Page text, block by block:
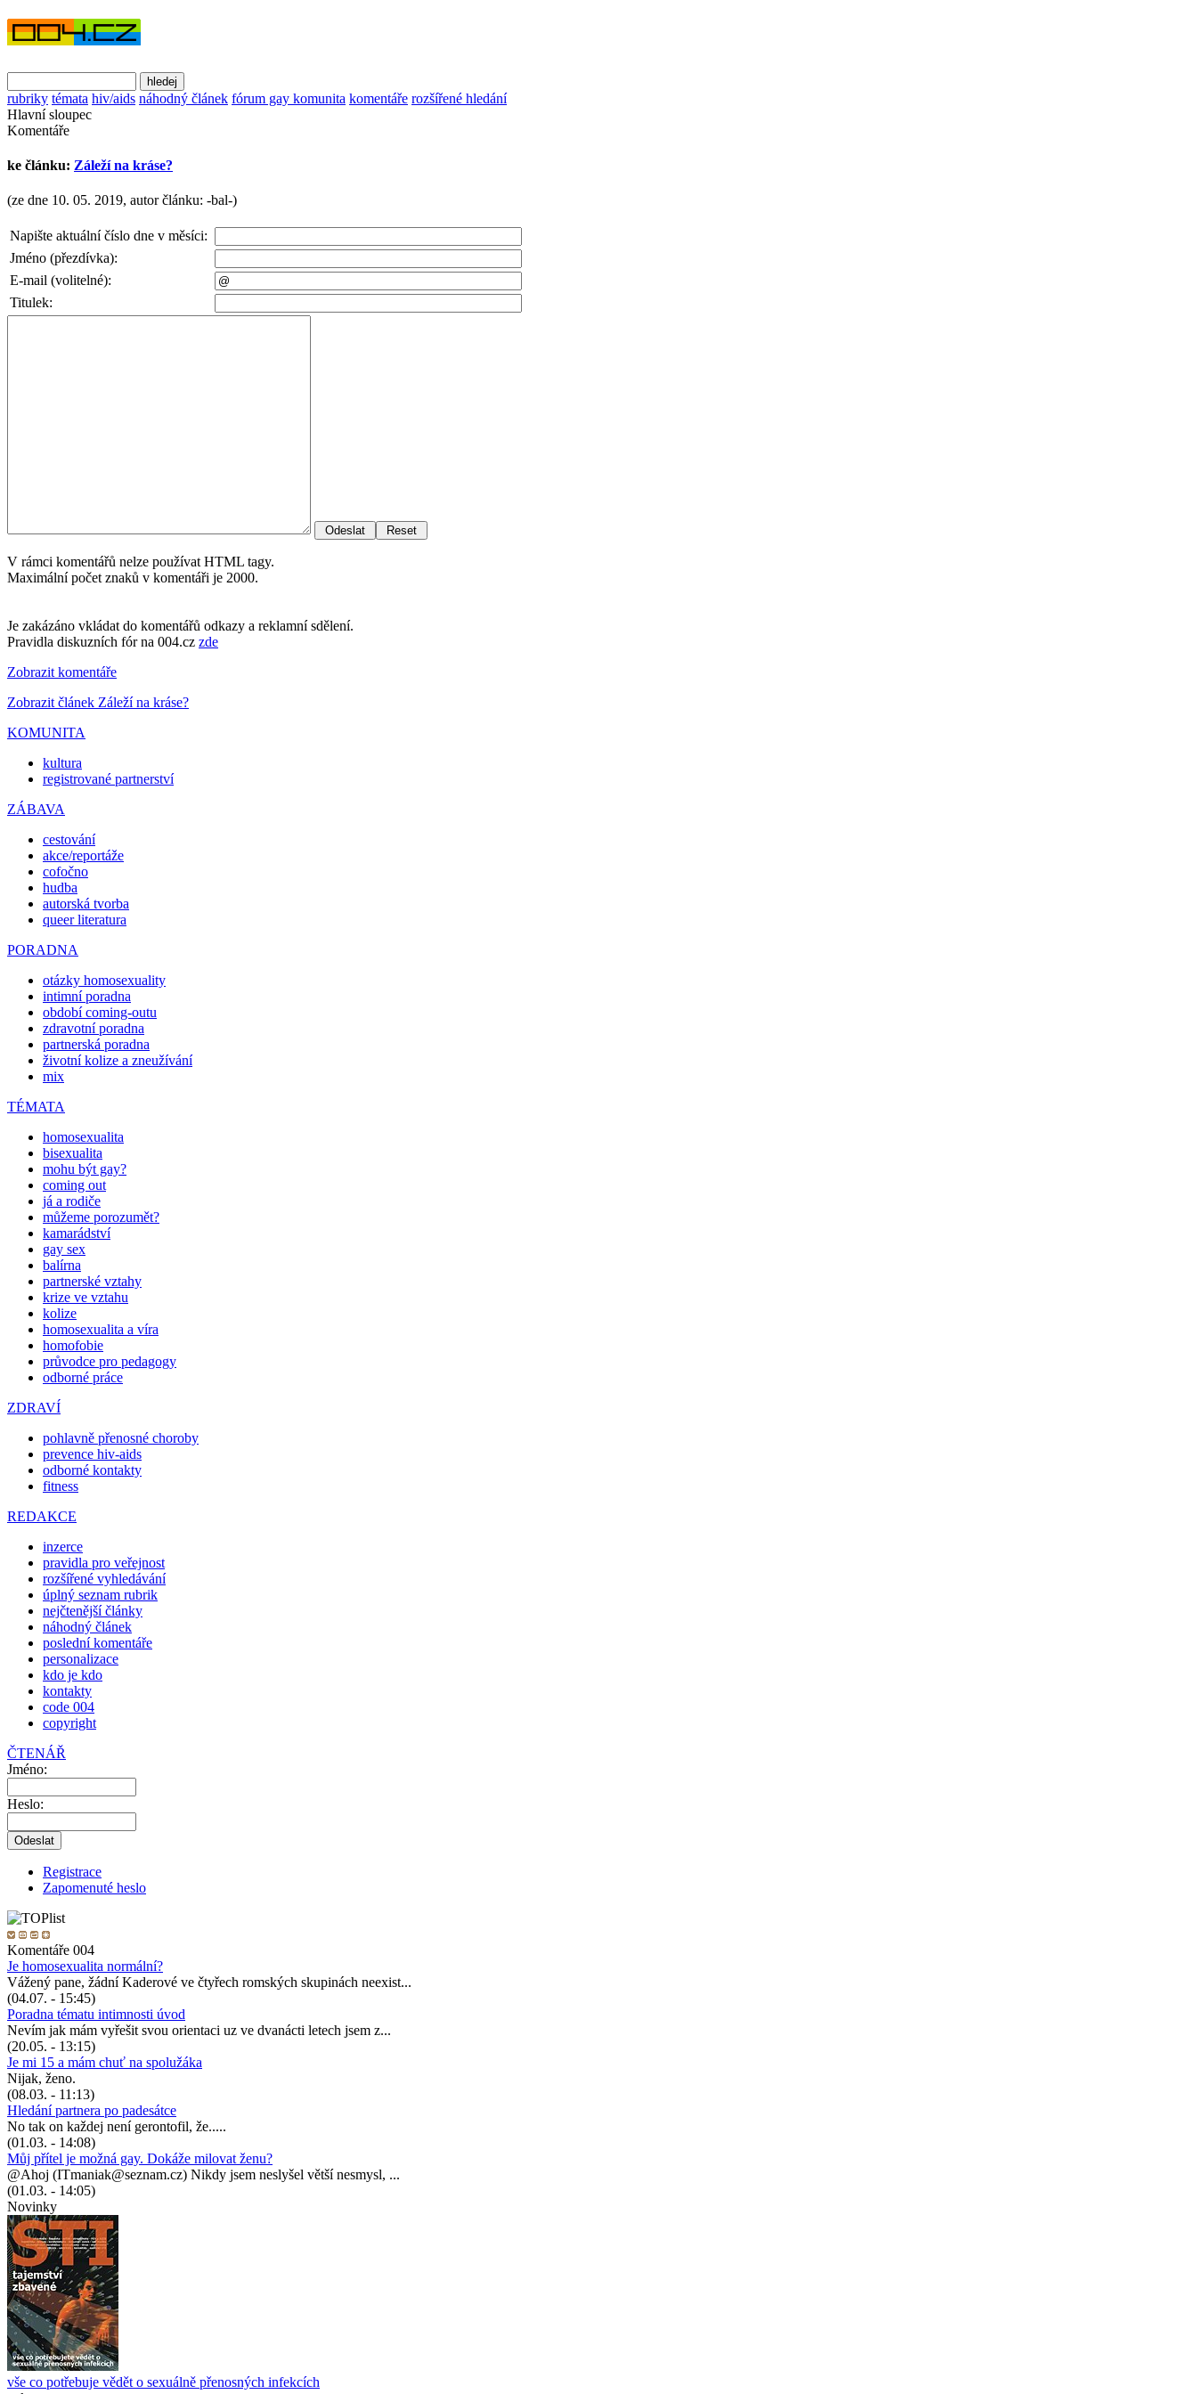
rubriky témata hiv/aids náhodný článek fórum gay komunita komentáře rozšířené hledání
Hlavní sloupec
Komentáře
ke článku: Záleží na kráse?
(ze dne 10. 05. 2019, autor článku: -bal-)
Napište aktuální číslo dne v měsíci:
Jméno (přezdívka):
E-mail (volitelné):
Titulek:
V rámci komentářů nelze používat HTML tagy.
Maximální počet znaků v komentáři je 2000.
Je zakázáno vkládat do komentářů odkazy a reklamní sdělení.
Pravidla diskuzních fór na 004.cz zde
Zobrazit komentáře
Zobrazit článek Záleží na kráse?
KOMUNITA
kultura
registrované partnerství
ZÁBAVA
cestování
akce/reportáže
cofočno
hudba
autorská tvorba
queer literatura
PORADNA
otázky homosexuality
intimní poradna
období coming-outu
zdravotní poradna
partnerská poradna
životní kolize a zneužívání
mix
TÉMATA
homosexualita
bisexualita
mohu být gay?
coming out
já a rodiče
můžeme porozumět?
kamarádství
gay sex
balírna
partnerské vztahy
krize ve vztahu
kolize
homosexualita a víra
homofobie
průvodce pro pedagogy
odborné práce
ZDRAVÍ
pohlavně přenosné choroby
prevence hiv-aids
odborné kontakty
fitness
REDAKCE
inzerce
pravidla pro veřejnost
rozšířené vyhledávání
úplný seznam rubrik
nejčtenější články
náhodný článek
poslední komentáře
personalizace
kdo je kdo
kontakty
code 004
copyright
ČTENÁŘ
Jméno:
Heslo:
Registrace
Zapomenuté heslo
Komentáře 004
Je homosexualita normální?
Vážený pane, žádní Kaderové ve čtyřech romských skupinách neexist...
(04.07. - 15:45)
Poradna tématu intimnosti úvod
Nevím jak mám vyřešit svou orientaci uz ve dvanácti letech jsem z...
(20.05. - 13:15)
Je mi 15 a mám chuť na spolužáka
Nijak, ženo.
(08.03. - 11:13)
Hledání partnera po padesátce
No tak on každej není gerontofil, že.....
(01.03. - 14:08)
Můj přítel je možná gay. Dokáže milovat ženu?
@Ahoj (ITmaniak@seznam.cz) Nikdy jsem neslyšel větší nesmysl, ...
(01.03. - 14:05)
Novinky
vše co potřebuje vědět o sexuálně přenosných infekcích